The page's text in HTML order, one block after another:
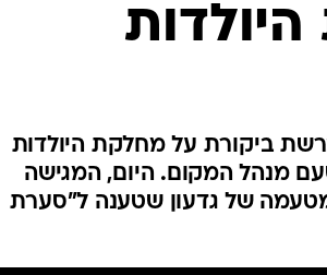
ביקורת על מחלקת היולדות
מנהל המקום. היום, המגישה
מטעמה של גדעון שטענה ל"סערת